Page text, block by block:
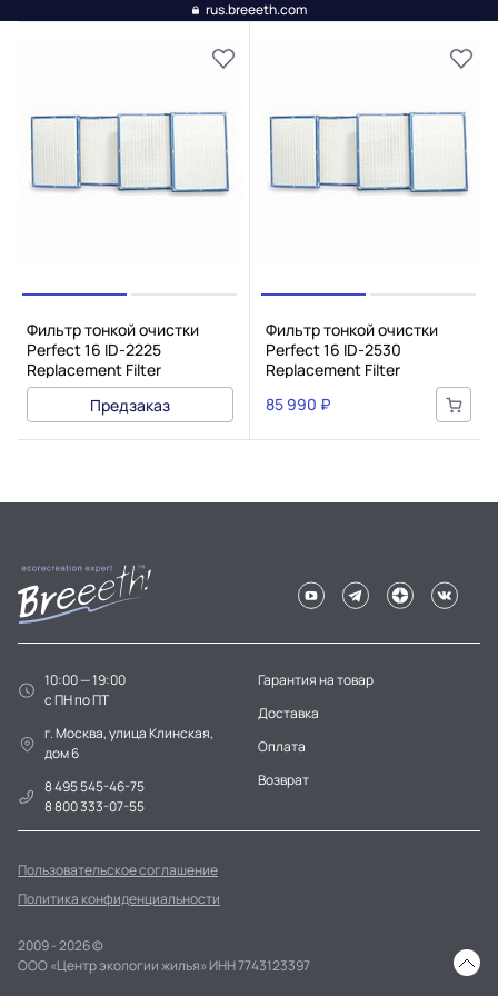
rus.breeeth.com
Фильтр тонкой очистки
Perfect 16 ID-2225
Replacement Filter
Предзаказ
Фильтр тонкой очистки
Perfect 16 ID-2530
Replacement Filter
85 990 ₽
10:00 — 19:00
c ПН по ПТ
г. Москва, улица Клинская,
дом 6
8 495 545-46-75
8 800 333-07-55
Гарантия на товар
Доставка
Оплата
Возврат
Пользовательское соглашение
Политика конфиденциальности
2009 - 2026 ©
ООО «Центр экологии жилья» ИНН 7743123397